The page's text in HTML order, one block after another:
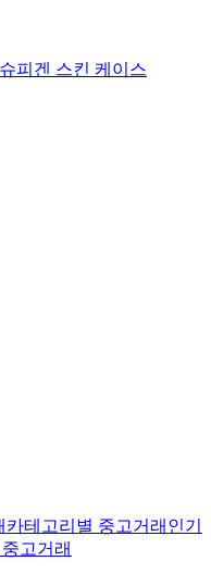
피겐 스킨 케이스
카테고리별 중고거래 인기
고거래